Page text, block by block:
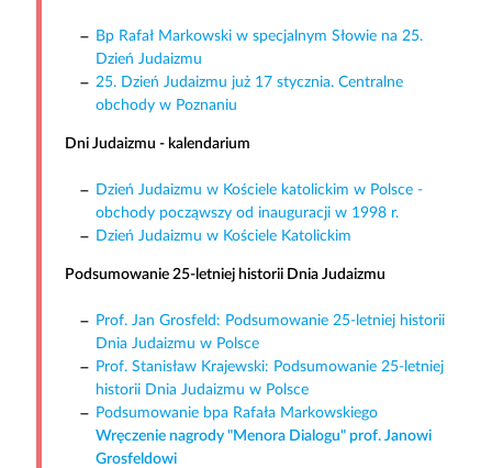
Bp Rafał Markowski w specjalnym Słowie na 25.
Dzień Judaizmu
25. Dzień Judaizmu już 17 stycznia. Centralne
obchody w Poznaniu
Dni Judaizmu - kalendarium
Dzień Judaizmu w Kościele katolickim w Polsce -
obchody począwszy od inauguracji w 1998 r.
Dzień Judaizmu w Kościele Katolickim
Podsumowanie 25-letniej historii Dnia Judaizmu
Prof. Jan Grosfeld: Podsumowanie 25-letniej historii
Dnia Judaizmu w Polsce
Prof. Stanisław Krajewski: Podsumowanie 25-letniej
historii Dnia Judaizmu w Polsce
Podsumowanie bpa Rafała Markowskiego
Wręczenie nagrody "Menora Dialogu" prof. Janowi
Grosfeldowi